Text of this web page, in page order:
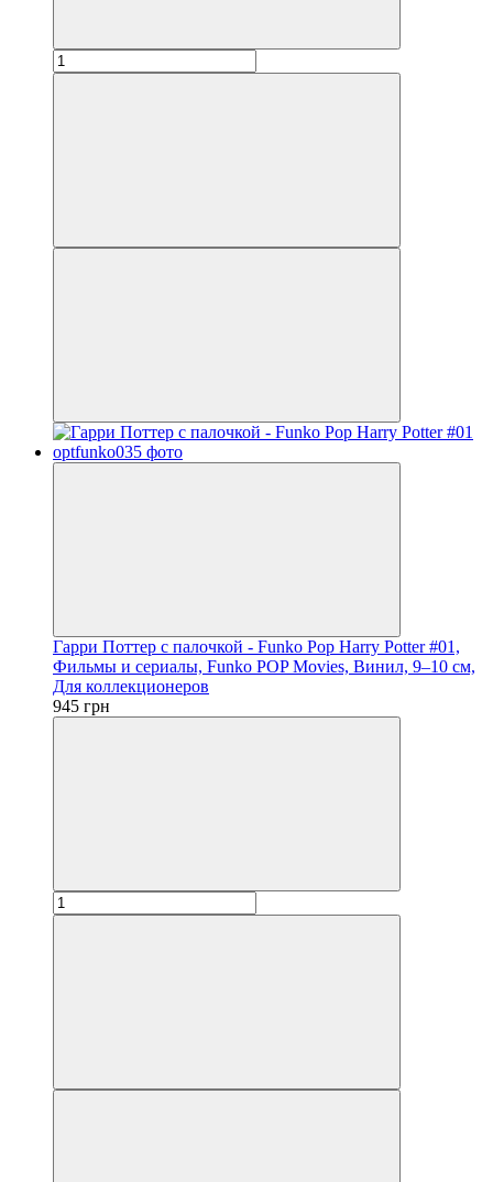
Гарри Поттер с палочкой - Funko Pop Harry Potter #01,
Фильмы и сериалы, Funko POP Movies, Винил, 9–10 см,
Для коллекционеров
945 грн